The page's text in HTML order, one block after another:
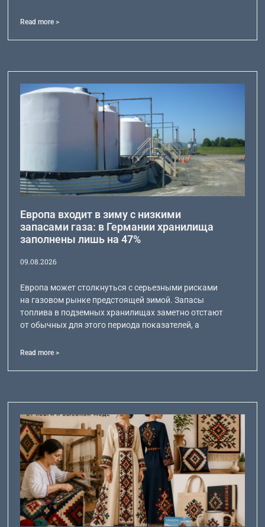
Read more >
Европа входит в зиму с низкими
запасами газа: в Германии хранилища
заполнены лишь на 47%
09.08.2026
Европа может столкнуться с серьезными рисками
на газовом рынке предстоящей зимой. Запасы
топлива в подземных хранилищах заметно отстают
от обычных для этого периода показателей, а
Read more >